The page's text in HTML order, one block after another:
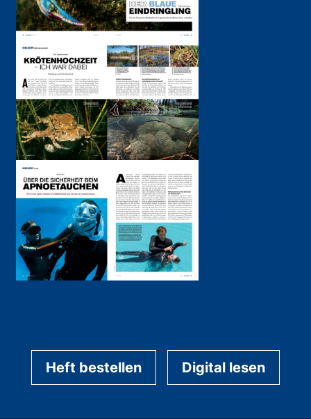
Heft bestellen Digital lesen